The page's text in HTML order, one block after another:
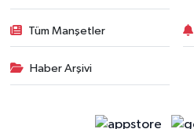
Tüm Manşetler
Haber Arşivi